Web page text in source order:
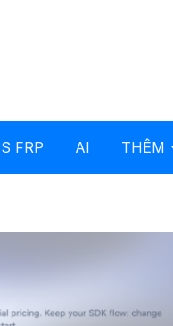
FRP AI THÊM